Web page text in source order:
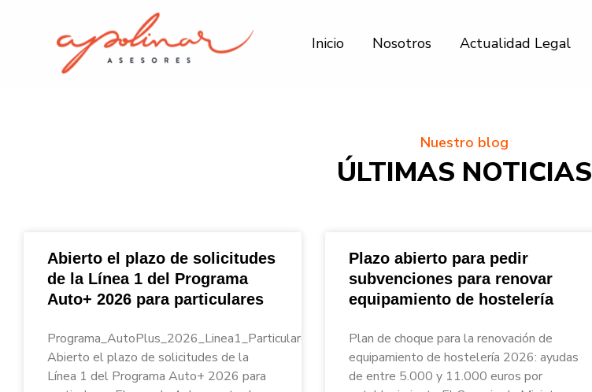
Inicio Nosotros Actualidad Legal
Nuestro blog
ÚLTIMAS NOTICIAS
Abierto el plazo de solicitudes
de la Línea 1 del Programa
Auto+ 2026 para particulares
Programa_AutoPlus_2026_Linea1_Particulares_Apolinar_Asesores
Abierto el plazo de solicitudes de la
Línea 1 del Programa Auto+ 2026 para
Plazo abierto para pedir
subvenciones para renovar
equipamiento de hostelería
Plan de choque para la renovación de
equipamiento de hostelería 2026: ayudas
de entre 5.000 y 11.000 euros por